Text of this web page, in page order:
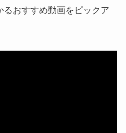
るおすすめ動画をピックア